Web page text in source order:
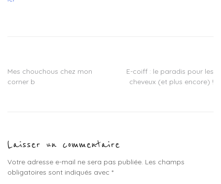
alimentaires
naturels,
juva
juvamine
Navigation
Mes chouchous chez mon
corner b
E-coiff : le paradis pour les
cheveux (et plus encore) !
Laisser un commentaire
Votre adresse e-mail ne sera pas publiée. Les champs
obligatoires sont indiqués avec *